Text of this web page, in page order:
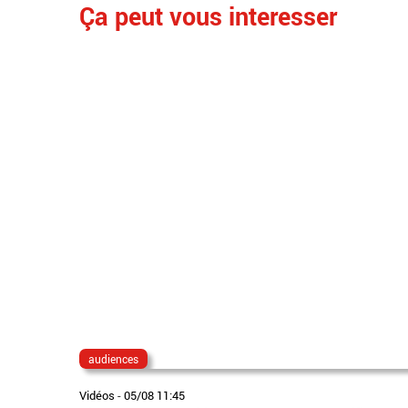
Ça peut vous interesser
audiences
Vidéos -05/08 11:45